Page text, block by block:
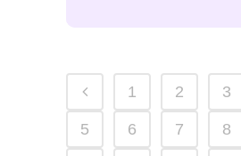
1 2 3
5 6 7 8